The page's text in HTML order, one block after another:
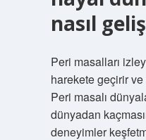
nasıl
Peri masalları
harekete geçirir ve
Peri masalı
dünyadan
deneyimler